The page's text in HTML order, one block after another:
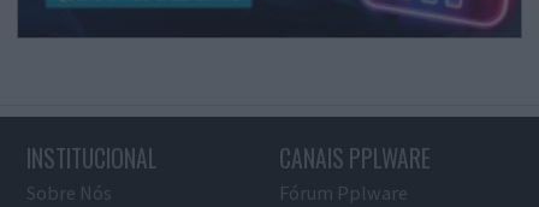
INSTITUCIONAL
Sobre Nós
CANAIS PPLWARE
Fórum Pplware